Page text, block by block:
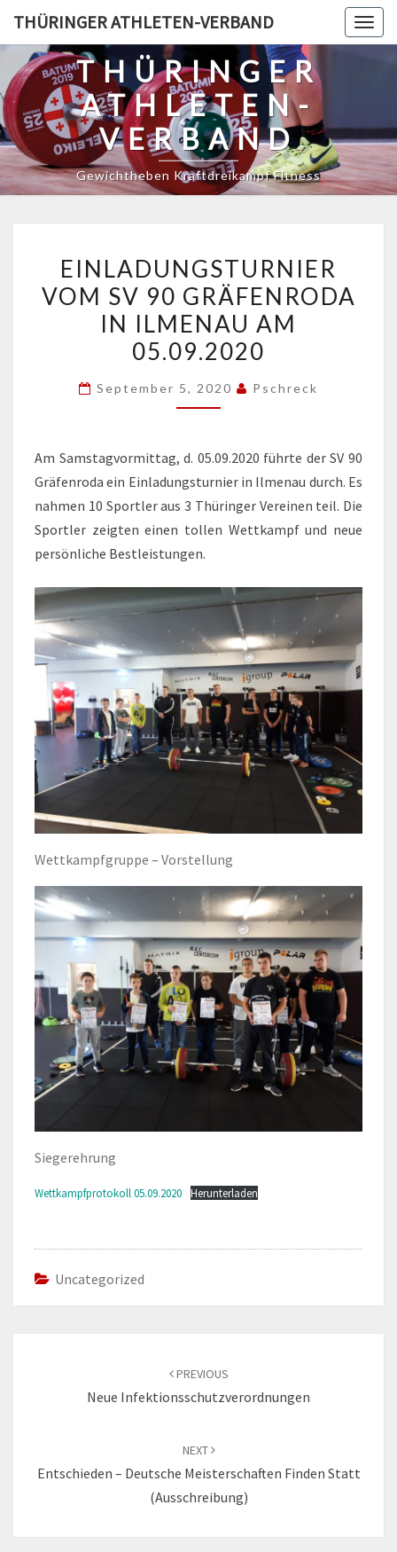
content
THÜRINGER ATHLETEN-VERBAND
THÜRINGER
ATHLETEN-
VERBAND
Gewichtheben Kraftdreikampf Fitness
VOM
SV
90
GRÄFENRODA
ILMENAU
EINLADUNGSTURNIER
VOM SV 90 GRÄFENRODA
IN ILMENAU AM
05.09.2020
September 5, 2020 Pschreck
Am Samstagvormittag, d. 05.09.2020 führte der SV 90
Gräfenroda ein Einladungsturnier in Ilmenau durch. Es
nahmen 10 Sportler aus 3 Thüringer Vereinen teil. Die
Sportler zeigten einen tollen Wettkampf und neue
persönliche Bestleistungen.
Wettkampfgruppe – Vorstellung
Siegerehrung
Wettkampfprotokoll 05.09.2020 Herunterladen
Uncategorized
PREVIOUS
Neue Infektionsschutzverordnungen
NEXT
Entschieden – Deutsche Meisterschaften Finden Statt
(Ausschreibung)